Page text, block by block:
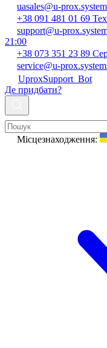
uasales@u-
+38 091 481 01 69
support@u-
21:00
+38 073 351 23 89
service@u-
UproxSupport_Bot
Де придбати?
Місцезнаходження: